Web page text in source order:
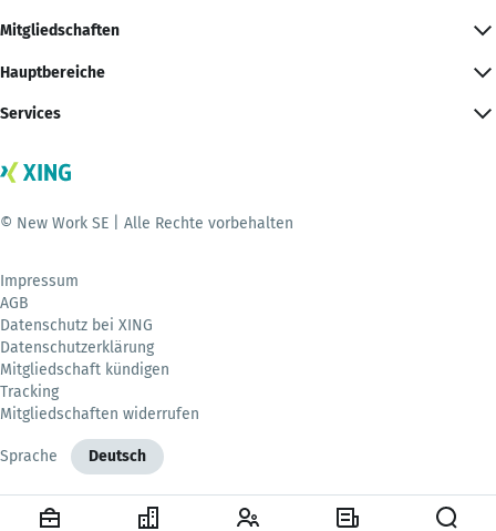
Mitgliedschaften
Hauptbereiche
Services
© New Work SE | Alle Rechte vorbehalten
Impressum
AGB
Datenschutz bei XING
Datenschutzerklärung
Mitgliedschaft kündigen
Tracking
Mitgliedschaften widerrufen
Sprache Deutsch